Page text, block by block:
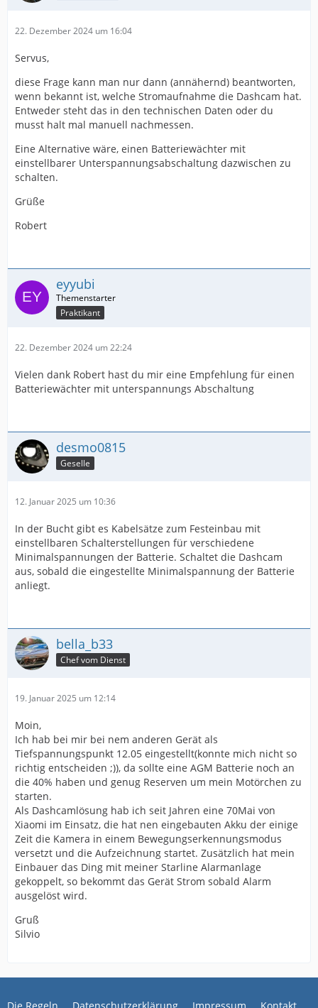
22. Dezember 2024 um 16:04
Servus,
diese Frage kann man nur dann (annähernd) beantworten,
wenn bekannt ist, welche Stromaufnahme die Dashcam hat.
Entweder steht das in den technischen Daten oder du
musst halt mal manuell nachmessen.
Eine Alternative wäre, einen Batteriewächter mit
einstellbarer Unterspannungsabschaltung dazwischen zu
schalten.
Grüße
Robert
eyyubi
Praktikant
22. Dezember 2024 um 22:24
Vielen dank Robert hast du mir eine Empfehlung für einen
Batteriewächter mit unterspannungs Abschaltung
desmo0815
Geselle
12. Januar 2025 um 10:36
In der Bucht gibt es Kabelsätze zum Festeinbau mit
einstellbaren Schalterstellungen für verschiedene
Minimalspannungen der Batterie. Schaltet die Dashcam
aus, sobald die eingestellte Minimalspannung der Batterie
anliegt.
bella_b33
Chef vom Dienst
19. Januar 2025 um 12:14
Moin,
Ich hab bei mir bei nem anderen Gerät als
Tiefspannungspunkt 12.05 eingestellt(konnte mich nicht so
richtig entscheiden ;)), da sollte eine AGM Batterie noch an
die 40% haben und genug Reserven um mein Motörchen zu
starten.
Als Dashcamlösung hab ich seit Jahren eine 70Mai von
Xiaomi im Einsatz, die hat nen eingebauten Akku der einige
Zeit die Kamera in einem Bewegungserkennungsmodus
versetzt und die Aufzeichnung startet. Zusätzlich hat mein
Einbauer das Ding mit meiner Starline Alarmanlage
gekoppelt, so bekommt das Gerät Strom sobald Alarm
ausgelöst wird.
Gruß
Silvio